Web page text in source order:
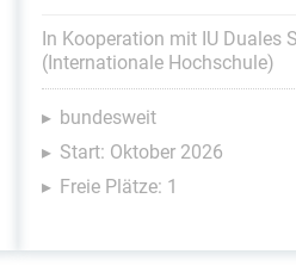
In Kooperation mit IU Duales
(Internationale Hochschule)
bundesweit
Start: Oktober 2026
Freie Plätze: 1